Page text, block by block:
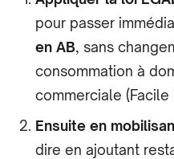
pour passer
en AB, sans
consommation à
commerciale (Facile
Ensuite en
dire en ajoutant